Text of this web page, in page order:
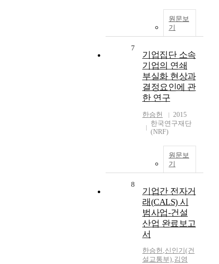
원문보
기
7
기업집단 소속
기업의 연쇄
부실화 현상과
결정요인에 관
한 연구
한승헌
2015
한국연구재단
(NRF)
원문보
기
8
기업간 전자거
래(CALS) 시
범사업-건설
산업 완료보고
서
한승헌 ,신인기(건
설교통부),김영